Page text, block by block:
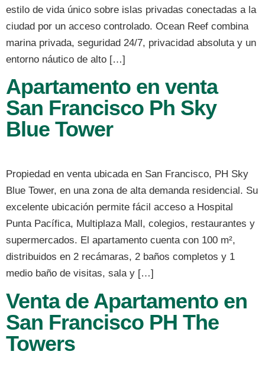
estilo de vida único sobre islas privadas conectadas a la
ciudad por un acceso controlado. Ocean Reef combina
marina privada, seguridad 24/7, privacidad absoluta y un
entorno náutico de alto […]
Apartamento en venta
San Francisco Ph Sky
Blue Tower
Propiedad en venta ubicada en San Francisco, PH Sky
Blue Tower, en una zona de alta demanda residencial. Su
excelente ubicación permite fácil acceso a Hospital
Punta Pacífica, Multiplaza Mall, colegios, restaurantes y
supermercados. El apartamento cuenta con 100 m²,
distribuidos en 2 recámaras, 2 baños completos y 1
medio baño de visitas, sala y […]
Venta de Apartamento en
San Francisco PH The
Towers